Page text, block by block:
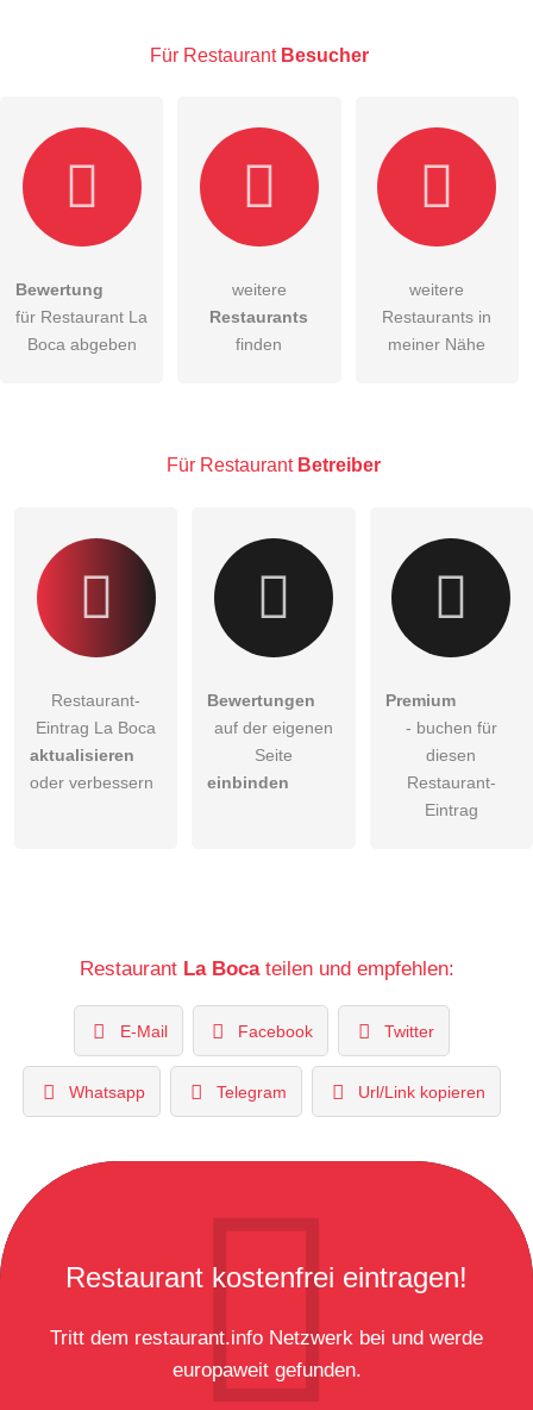
E-Mail-Adresse (wird nicht veröffentlicht)
Hiermit akzeptiere ich dieAGB
DieDatenschutzerklärung habe ich zur Kenntnis genommen.
Bitte beachten Sie, öffentliche Fragen sind
Restaurant-Eintrag zu stellen.
Für Restaurant Besucher
Bewertung
für Restaurant La
Boca abgeben
weitere
Restaurants
finden
weitere
Restaurants in
meiner Nähe
Für Restaurant Betreiber
Restaurant-
Eintrag La Boca
aktualisieren
oder verbessern
Bewertungen
auf der eigenen
Seite
einbinden
Premium
- buchen für
diesen
Restaurant-
Eintrag
Restaurant La Bocateilen und empfehlen:
E-Mail Facebook Twitter
Whatsapp Telegram Url/Link kopieren
Restaurant kostenfrei eintragen!
Tritt dem restaurant.info Netzwerk bei und werde
europaweit gefunden.